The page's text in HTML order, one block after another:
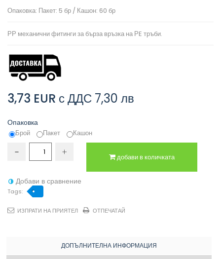
Опаковка: Пакет: 5 бр / Кашон: 60 бр
РР механични фитинги за бърза връзка на РE тръби.
3,73 EUR с ДДС 7,30 лв
Опаковка
Брой Пакет Кашон
добави в количката
Добави в сравнение
Tags:
ИЗПРАТИ НА ПРИЯТЕЛ ОТПЕЧАТАЙ
ДОПЪЛНИТЕЛНА ИНФОРМАЦИЯ